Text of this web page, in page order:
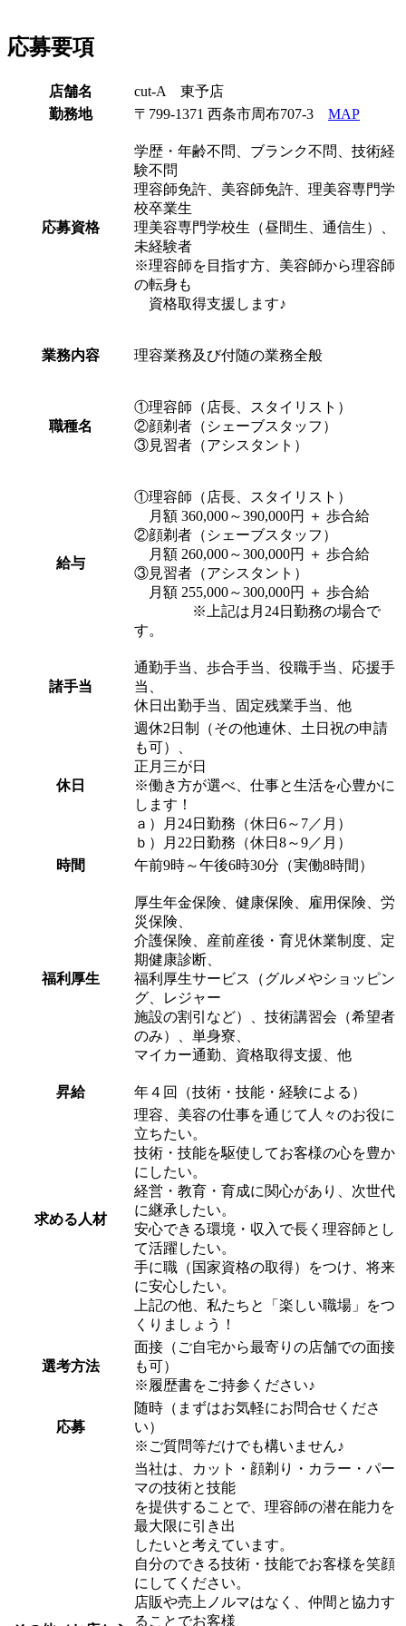
応募要項
店舗名
cut-A 東予店
勤務地
〒799-1371 西条市周布707-3 MAP
応募資格
学歴・年齢不問、ブランク不問、技術経
験不問
理容師免許、美容師免許、理美容専門学
校卒業生
理美容専門学校生（昼間生、通信生）、
未経験者
※理容師を目指す方、美容師から理容師
の転身も
資格取得支援します♪
業務内容 理容業務及び付随の業務全般
職種名
①理容師（店長、スタイリスト）
②顔剃者（シェーブスタッフ）
③見習者（アシスタント）
給与
①理容師（店長、スタイリスト）
月額 360,000～390,000円 ＋ 歩合給
②顔剃者（シェーブスタッフ）
月額 260,000～300,000円 ＋ 歩合給
③見習者（アシスタント）
月額 255,000～300,000円 ＋ 歩合給
※上記は月24日勤務の場合で
す。
諸手当
通勤手当、歩合手当、役職手当、応援手
当、
休日出勤手当、固定残業手当、他
休日
週休2日制（その他連休、土日祝の申請
も可）、
正月三が日
※働き方が選べ、仕事と生活を心豊かに
します！
ａ）月24日勤務（休日6～7／月）
ｂ）月22日勤務（休日8～9／月）
時間
午前9時～午後6時30分（実働8時間）
福利厚生
厚生年金保険、健康保険、雇用保険、労
災保険、
介護保険、産前産後・育児休業制度、定
期健康診断、
福利厚生サービス（グルメやショッピン
グ、レジャー
施設の割引など）、技術講習会（希望者
のみ）、単身寮、
マイカー通勤、資格取得支援、他
昇給 年４回（技術・技能・経験による）
求める人材
理容、美容の仕事を通じて人々のお役に
立ちたい。
技術・技能を駆使してお客様の心を豊か
にしたい。
経営・教育・育成に関心があり、次世代
に継承したい。
安心できる環境・収入で長く理容師とし
て活躍したい。
手に職（国家資格の取得）をつけ、将来
に安心したい。
上記の他、私たちと「楽しい職場」をつ
くりましょう！
選考方法
面接（ご自宅から最寄りの店舗での面接
も可）
※履歴書をご持参ください♪
応募
随時（まずはお気軽にお問合せくださ
い）
※ご質問等だけでも構いません♪
当社は、カット・顔剃り・カラー・パー
マの技術と技能
を提供することで、理容師の潜在能力を
最大限に引き出
したいと考えています。
自分のできる技術・技能でお客様を笑顔
にしてください。
店販や売上ノルマはなく、仲間と協力す
ることでお客様